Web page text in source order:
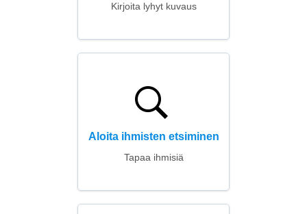
Kirjoita lyhyt kuvaus
Aloita ihmisten etsiminen
Tapaa ihmisiä